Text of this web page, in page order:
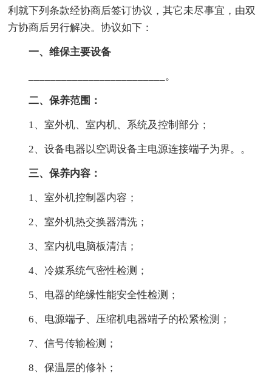
利就下列条款经协商后签订协议，其它未尽事宜，由双
方协商后另行解决。协议如下：
一、维保主要设备
_________________________。
二、保养范围：
1、室外机、室内机、系统及控制部分；
2、设备电器以空调设备主电源连接端子为界。。
三、保养内容：
1、室外机控制器内容；
2、室外机热交换器清洗；
3、室内机电脑板清洁；
4、冷媒系统气密性检测；
5、电器的绝缘性能安全性检测；
6、电源端子、压缩机电器端子的松紧检测；
7、信号传输检测；
8、保温层的修补；